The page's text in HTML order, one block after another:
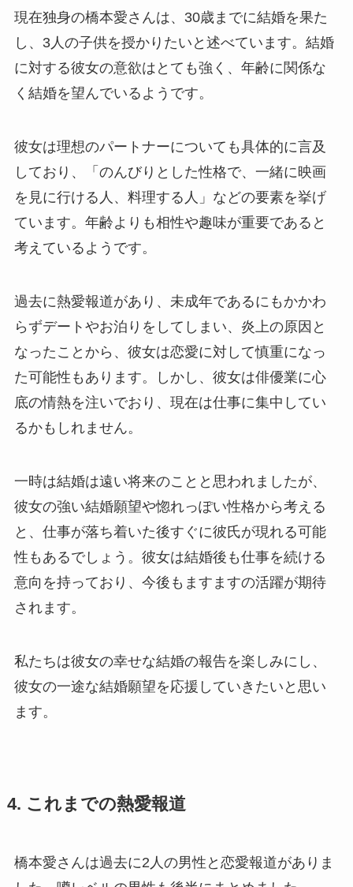
現在独身の橋本愛さんは、30歳までに結婚を果た
し、3人の子供を授かりたいと述べています。結婚
に対する彼女の意欲はとても強く、年齢に関係な
く結婚を望んでいるようです。
彼女は理想のパートナーについても具体的に言及
しており、「のんびりとした性格で、一緒に映画
を見に行ける人、料理する人」などの要素を挙げ
ています。年齢よりも相性や趣味が重要であると
考えているようです。
過去に熱愛報道があり、未成年であるにもかかわ
らずデートやお泊りをしてしまい、炎上の原因と
なったことから、彼女は恋愛に対して慎重になっ
た可能性もあります。しかし、彼女は俳優業に心
底の情熱を注いでおり、現在は仕事に集中してい
るかもしれません。
一時は結婚は遠い将来のことと思われましたが、
彼女の強い結婚願望や惚れっぽい性格から考える
と、仕事が落ち着いた後すぐに彼氏が現れる可能
性もあるでしょう。彼女は結婚後も仕事を続ける
意向を持っており、今後もますますの活躍が期待
されます。
私たちは彼女の幸せな結婚の報告を楽しみにし、
彼女の一途な結婚願望を応援していきたいと思い
ます。
4. これまでの熱愛報道
橋本愛さんは過去に2人の男性と恋愛報道がありま